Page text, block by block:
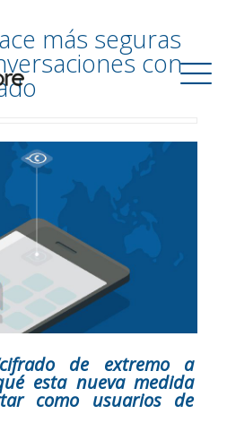
más seguras
con
de extremo a
esta nueva medida
como usuarios de